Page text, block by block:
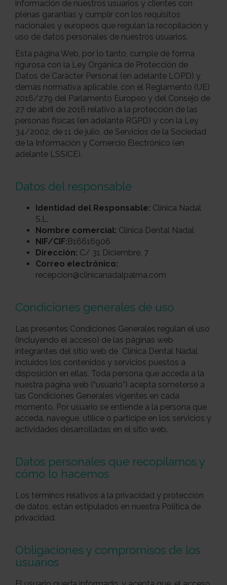
información de nuestros usuarios y clientes con
plenas garantías y cumplir con los requisitos
nacionales y europeos que regulan la recopilación y
uso de datos personales de nuestros usuarios.
Esta página Web, por lo tanto, cumple de forma
rigurosa con la Ley Orgánica de Protección de
Datos de Carácter Personal (en adelante LOPD) y
demás normativa aplicable, con el Reglamento (UE)
2016/279 del Parlamento Europeo y del Consejo de
27 de abril de 2016 relativo a la protección de las
personas físicas (en adelante RGPD) y con la Ley
34/2002, de 11 de julio, de Servicios de la Sociedad
de la Información y Comercio Electrónico (en
adelante LSSICE).
Datos del responsable
Identidad del Responsable: Clínica Nadal
S.L.
Nombre comercial: Clínica Dental Nadal
NIF/CIF:B16616906
Dirección: C/ 31 Diciembre, 7
Correo electrónico:
recepcion@clinicanadalpalma.com
Condiciones generales de uso
Las presentes Condiciones Generales regulan el uso
(incluyendo el acceso) de las páginas web
integrantes del sitio web de Clínica Dental Nadal
incluidos los contenidos y servicios puestos a
disposición en ellas. Toda persona que acceda a la
nuestra página web (“usuario”) acepta someterse a
las Condiciones Generales vigentes en cada
momento. Por usuario se entiende a la persona que
acceda, navegue, utilice o participe en los servicios y
actividades desarrolladas en el sitio web.
Datos personales que recopilamos y
cómo lo hacemos
Los términos relativos a la privacidad y protección
de datos, están estipulados en nuestra Política de
privacidad.
Obligaciones y compromisos de los
usuarios